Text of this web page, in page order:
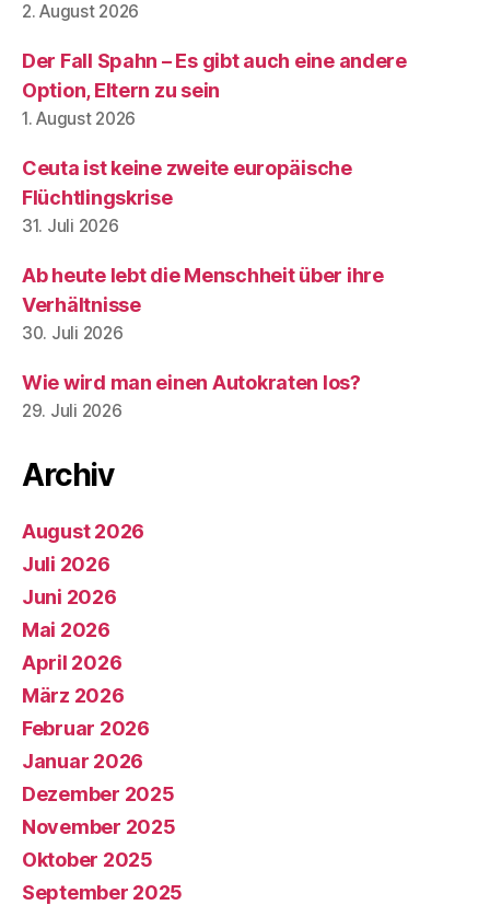
2. August 2026
Der Fall Spahn – Es gibt auch eine andere
Option, Eltern zu sein
1. August 2026
Ceuta ist keine zweite europäische
Flüchtlingskrise
31. Juli 2026
Ab heute lebt die Menschheit über ihre
Verhältnisse
30. Juli 2026
Wie wird man einen Autokraten los?
29. Juli 2026
Archiv
August 2026
Juli 2026
Juni 2026
Mai 2026
April 2026
März 2026
Februar 2026
Januar 2026
Dezember 2025
November 2025
Oktober 2025
September 2025